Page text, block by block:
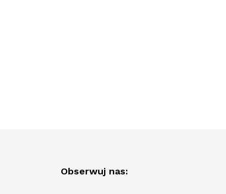
Obserwuj nas: